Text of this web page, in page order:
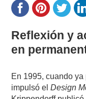
Reflexión y
en
En 1995, cuando
impulsó elDesign